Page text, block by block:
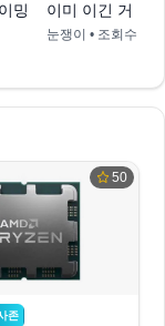
밍컴퓨터 군침돌게
이미 이긴 거 아
눈쟁이 • 조회수
50
존